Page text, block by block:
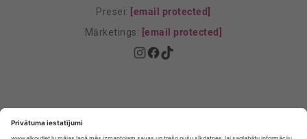
Presei: [email protected]
Mārketings: [email protected]
Privātuma Iestatījumi